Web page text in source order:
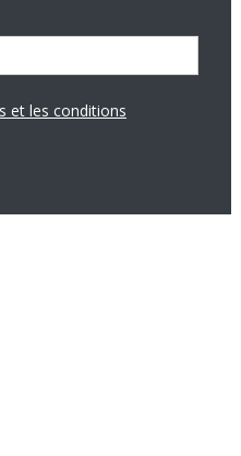
et les conditions